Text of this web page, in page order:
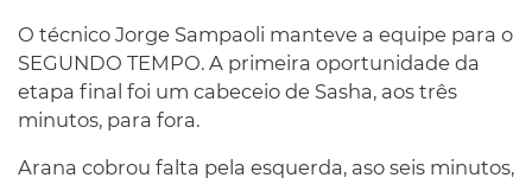
O técnico Jorge Sampaoli manteve a equipe para o
SEGUNDO TEMPO. A primeira oportunidade da
etapa final foi um cabeceio de Sasha, aos três
minutos, para fora.
Arana cobrou falta pela esquerda, aso seis minutos,